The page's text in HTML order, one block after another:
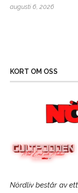
augusti 6, 2026
KORT OM OSS
Nördliv består av